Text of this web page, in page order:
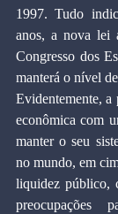
1997. Tudo
anos, a nova lei
Congresso dos
manterá o nível
Evidentemente, a
econômica com
manter o seu
no mundo, em
liquidez público,